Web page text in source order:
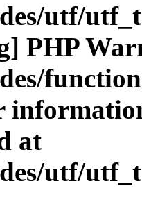
utf/
PHP
at
utf/